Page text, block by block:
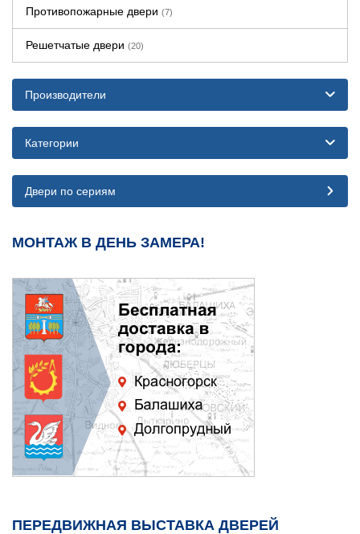
Противопожарные двери (7)
Решетчатые двери (20)
Производители
Категории
Двери по сериям
МОНТАЖ В ДЕНЬ ЗАМЕРА!
ПЕРЕДВИЖНАЯ ВЫСТАВКА ДВЕРЕЙ